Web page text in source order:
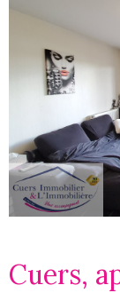
Cuers,